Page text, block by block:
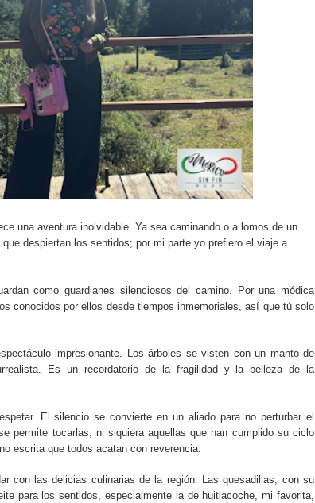
una aventura inolvidable. Ya sea caminando o a lomos de un
despiertan los sentidos; por mi parte yo prefiero el viaje a
como guardianes silenciosos del camino. Por una módica
conocidos por ellos desde tiempos inmemoriales, así que tú solo
impresionante. Los árboles se visten con un manto de
Es un recordatorio de la fragilidad y la belleza de la
El silencio se convierte en un aliado para no perturbar el
permite tocarlas, ni siquiera aquellas que han cumplido su ciclo
escrita que todos acatan con reverencia.
con las delicias culinarias de la región. Las quesadillas, con su
para los sentidos, especialmente la de huitlacoche, mi favorita,